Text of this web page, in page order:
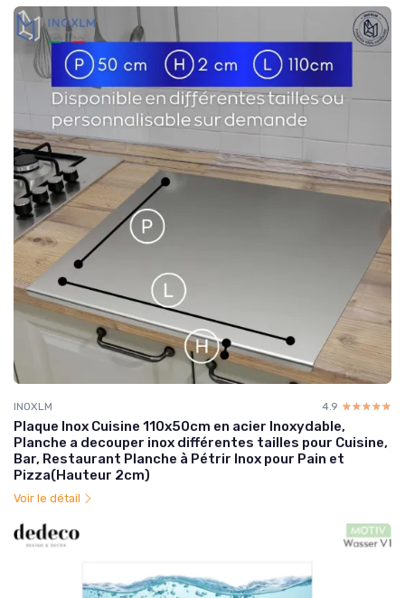
INOXLM 4.9 ☆☆☆☆☆
★★★★★
Plaque Inox Cuisine 110x50cm en acier Inoxydable,
Planche a decouper inox différentes tailles pour Cuisine,
Bar, Restaurant Planche à Pétrir Inox pour Pain et
Pizza(Hauteur 2cm)
Voir le détail